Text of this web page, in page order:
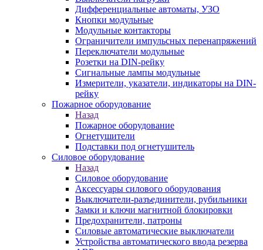
Дифференциальные автоматы, УЗО
Кнопки модульные
Модульные контакторы
Ограничители импульсных перенапряжений
Переключатели модульные
Розетки на DIN-рейку
Сигнальные лампы модульные
Измерители, указатели, индикаторы на DIN-
рейку
Пожарное оборудование
Назад
Пожарное оборудование
Огнетушители
Подставки под огнетушитель
Силовое оборудование
Назад
Силовое оборудование
Аксессуары силового оборудования
Выключатели-разъединители, рубильники
Замки и ключи магнитной блокировки
Предохранители, патроны
Силовые автоматические выключатели
Устройства автоматического ввода резерва